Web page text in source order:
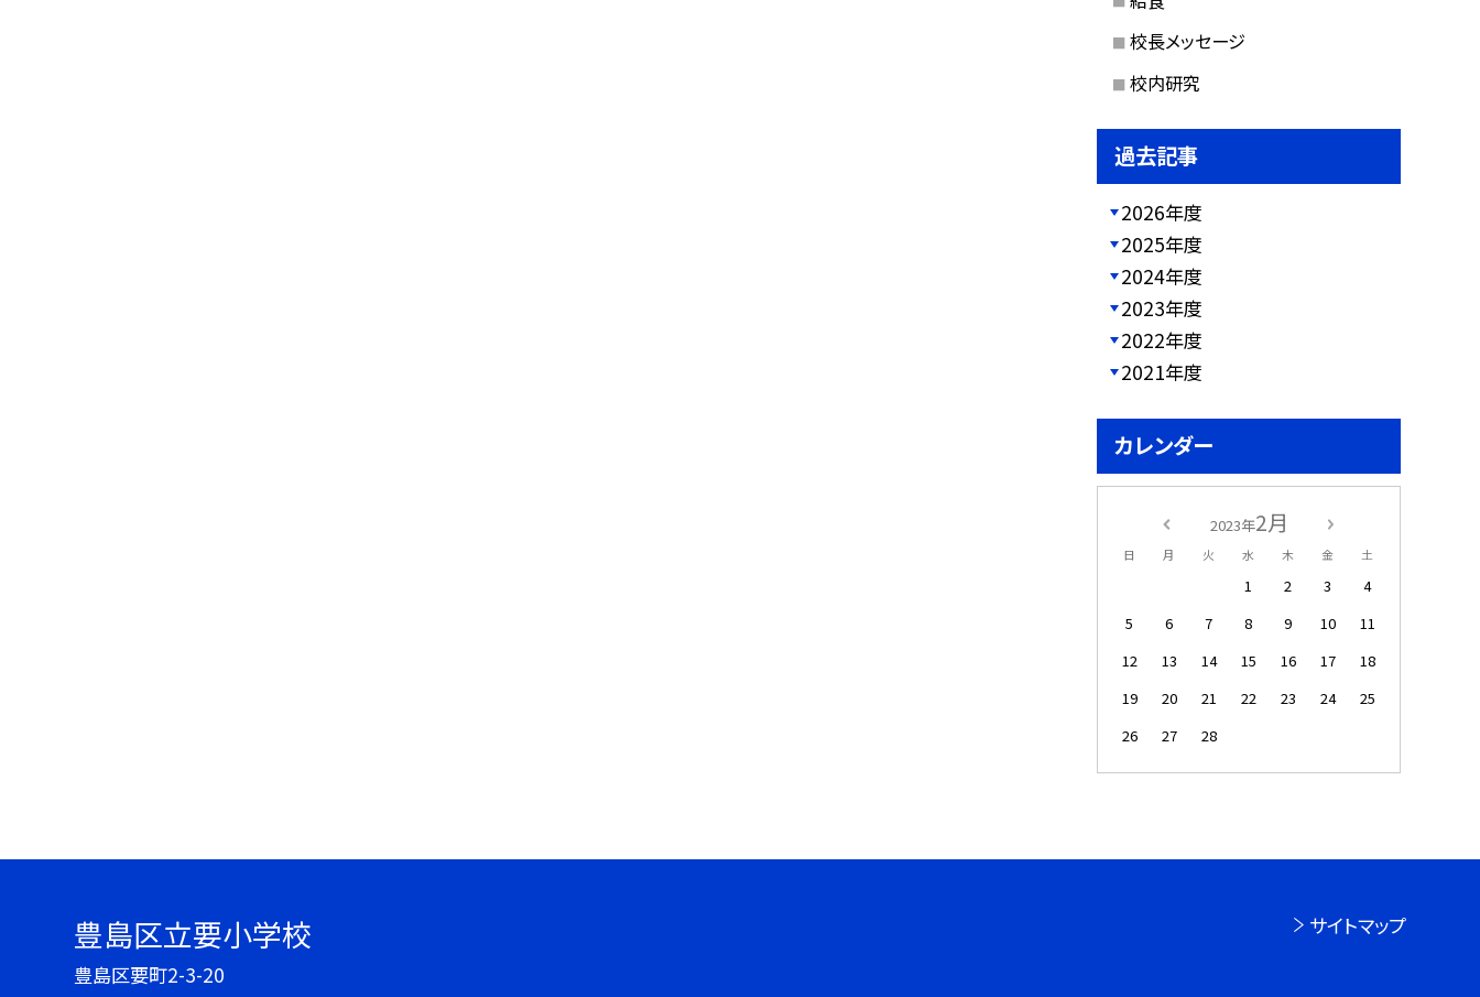
校長メッセージ
校内研究
過去記事
2026年度
2025年度
2024年度
2023年度
2022年度
2021年度
カレンダー
2023年2月
日 月 火 水 木 金 土
1 2 3
4
5
6 7 8 9 10
11
12
13 14 15 16 17
18
19
20 21 22 23 24
25
26
27 28
豊島区立要小学校
豊島区要町2-3-20
サイトマップ